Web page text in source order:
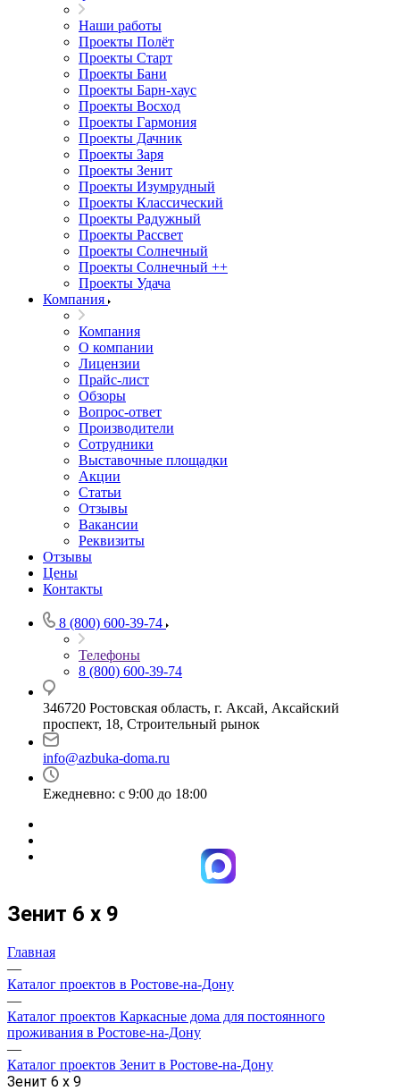
Наши работы
Проекты Полёт
Проекты Старт
Проекты Бани
Проекты Барн-хаус
Проекты Восход
Проекты Гармония
Проекты Дачник
Проекты Заря
Проекты Зенит
Проекты Изумрудный
Проекты Классический
Проекты Радужный
Проекты Рассвет
Проекты Солнечный
Проекты Солнечный ++
Проекты Удача
Компания
Компания
О компании
Лицензии
Прайс-лист
Обзоры
Вопрос-ответ
Производители
Сотрудники
Выставочные площадки
Акции
Статьи
Отзывы
Вакансии
Реквизиты
Отзывы
Цены
Контакты
8 (800) 600-39-74
Телефоны
8 (800) 600-39-74
346720 Ростовская область, г. Аксай, Аксайский
проспект, 18, Строительный рынок
info@azbuka-doma.ru
Ежедневно: с 9:00 до 18:00
Зенит 6 х 9
Главная
—
Каталог проектов в Ростове-на-Дону
—
Каталог проектов Каркасные дома для постоянного
проживания в Ростове-на-Дону
—
Каталог проектов Зенит в Ростове-на-Дону
Зенит 6 х 9